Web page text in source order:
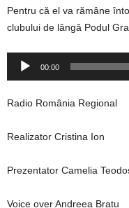
Pentru că el va rămâne
clubului de lângă Podul
Player
00:00
Radio România Regional
Realizator Cristina Ion
Prezentator Camelia
Voice over Andreea Bratu